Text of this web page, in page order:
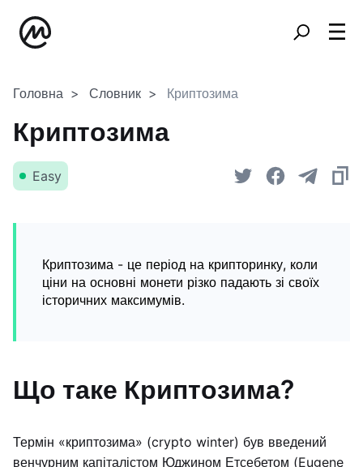
Головна Словник Криптозима
Криптозима
Easy
Криптозима - це період на крипторинку, коли
ціни на основні монети різко падають зі своїх
історичних максимумів.
Що таке Криптозима?
Термін «криптозима» (crypto winter) був введений
венчурним капіталістом Юджином Етсебетом (Eugene